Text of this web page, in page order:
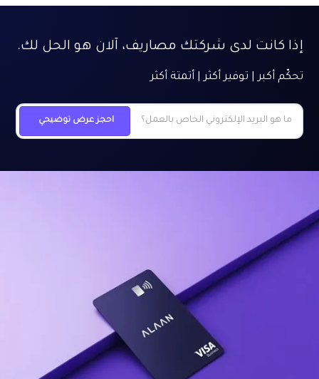
إذا كانت لدى شركتك مصاريف، آلان هو الحل لك.
تحكّم أكبر | توفير أكثر | أتمتة أكثر